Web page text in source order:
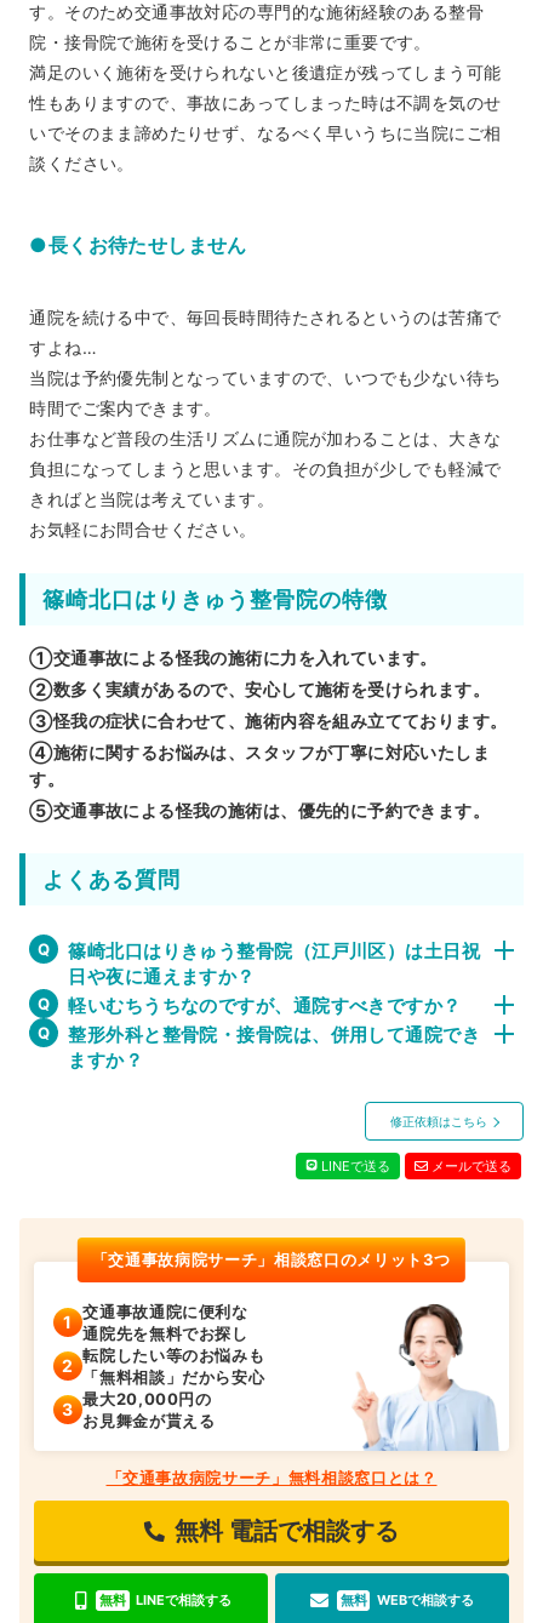
す。そのため交通事故対応の専門的な施術経験のある整骨
院・接骨院で施術を受けることが非常に重要です。
満足のいく施術を受けられないと後遺症が残ってしまう可能
性もありますので、事故にあってしまった時は不調を気のせ
いでそのまま諦めたりせず、なるべく早いうちに当院にご相
談ください。
●長くお待たせしません
通院を続ける中で、毎回長時間待たされるというのは苦痛で
すよね…
当院は予約優先制となっていますので、いつでも少ない待ち
時間でご案内できます。
お仕事など普段の生活リズムに通院が加わることは、大きな
負担になってしまうと思います。その負担が少しでも軽減で
きればと当院は考えています。
お気軽にお問合せください。
篠崎北口はりきゅう整骨院の特徴
①交通事故による怪我の施術に力を入れています。
②数多く実績があるので、安心して施術を受けられます。
③怪我の症状に合わせて、施術内容を組み立てております。
④施術に関するお悩みは、スタッフが丁寧に対応いたしま
す。
⑤交通事故による怪我の施術は、優先的に予約できます。
よくある質問
篠崎北口はりきゅう整骨院（江戸川区）は土日祝
日や夜に通えますか？
軽いむちうちなのですが、通院すべきですか？
整形外科と整骨院・接骨院は、併用して通院でき
ますか？
修正依頼はこちら
LINEで送る メールで送る
「交通事故病院サーチ」相談窓口のメリット3つ
交通事故通院に便利な
通院先を無料でお探し
転院したい等のお悩みも
「無料相談」だから安心
最大20,000円の
お見舞金が貰える
「交通事故病院サーチ」無料相談窓口とは？
無料 電話で相談する
無料 LINEで相談する 無料 WEBで相談する